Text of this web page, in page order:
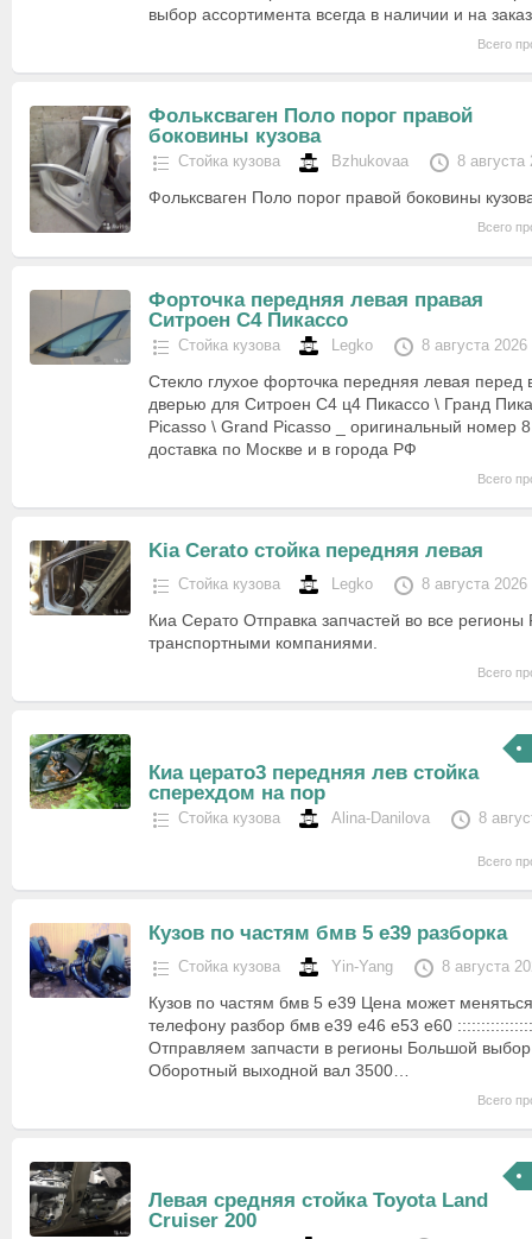
выбор ассортимента всегда в наличии и на
Всего
Фольксваген Поло порог правой
боковины кузова
Стойка кузова Bzhukovaa 8 августа
Фольксваген Поло порог правой боковины
Всего
Форточка передняя левая правая
Ситроен С4 Пикассо
Стойка кузова Legko 8 августа 2026
Стекло глухое форточка передняя левая перед
дверью для Ситроен С4 ц4 Пикассо \ Гранд
Picasso \ Grand Picasso _ оригинальный номер
доставка по Москве и в города РФ
Всего
Kia Cerato стойка передняя левая
Стойка кузова Legko 8 августа 2026
Киа Серато Отправка запчастей во все регионы
транспортными компаниями.
Всего
Киа церато3 передняя лев стойка
сперехдом на пор
Стойка кузова Alina-Danilova 8
Всего
Кузов по частям бмв 5 е39 разборка
Стойка кузова Yin-Yang 8 августа
Кузов по частям бмв 5 е39 Цена может
телефону разбор бмв е39 е46 е53 е60
Отправляем запчасти в регионы Большой выбор
Оборотный выходной вал 3500…
Всего
Левая средняя стойка Toyota Land
Cruiser 200